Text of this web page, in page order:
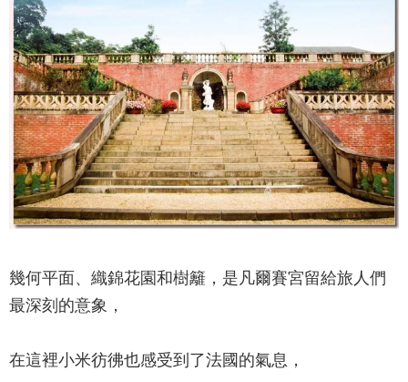
幾何平面、織錦花園和樹籬，是凡爾賽宮留給旅人們
最深刻的意象，
在這裡小米彷彿也感受到了法國的氣息，